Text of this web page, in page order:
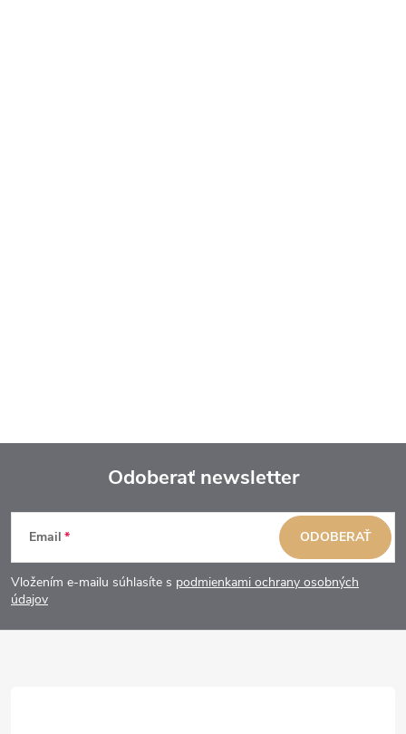
Z
á
p
Odoberať newsletter
Email
Vložením e-mailu súhlasíte s podmienkami ochrany osobných
údajov
ODOBERAŤ